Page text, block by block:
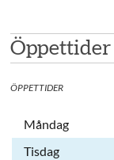
Öppettider
ÖPPETTIDER
Dag
Öppettider
Kommentarer
Måndag
Tisdag